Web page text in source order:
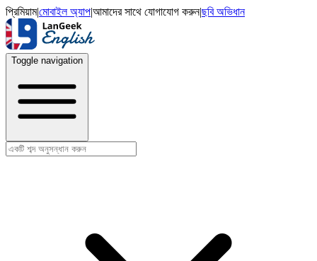
প্রিমিয়াম|মোবাইল অ্যাপ|আমাদের সাথে যোগাযোগ করুন|ছবি অভিধান
Toggle navigation